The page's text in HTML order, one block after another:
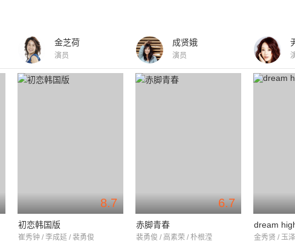
金芝荷
演员
成贤娥
演员
8.7
初恋韩国版
崔秀钟 / 李成延 / 裴勇俊
6.7
赤脚青春
裴勇俊 / 高素荣 / 朴根滢
dream
金秀贤 / 玉